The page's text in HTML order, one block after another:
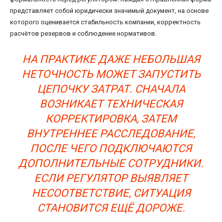
представляет собой юридически значимый документ, на основе
которого оценивается стабильность компании, корректность
расчётов резервов и соблюдение нормативов.
НА ПРАКТИКЕ ДАЖЕ НЕБОЛЬШАЯ
НЕТОЧНОСТЬ МОЖЕТ ЗАПУСТИТЬ
ЦЕПОЧКУ ЗАТРАТ. СНАЧАЛА
ВОЗНИКАЕТ ТЕХНИЧЕСКАЯ
КОРРЕКТИРОВКА, ЗАТЕМ
ВНУТРЕННЕЕ РАССЛЕДОВАНИЕ,
ПОСЛЕ ЧЕГО ПОДКЛЮЧАЮТСЯ
ДОПОЛНИТЕЛЬНЫЕ СОТРУДНИКИ.
ЕСЛИ РЕГУЛЯТОР ВЫЯВЛЯЕТ
НЕСООТВЕТСТВИЕ, СИТУАЦИЯ
СТАНОВИТСЯ ЕЩЁ ДОРОЖЕ.